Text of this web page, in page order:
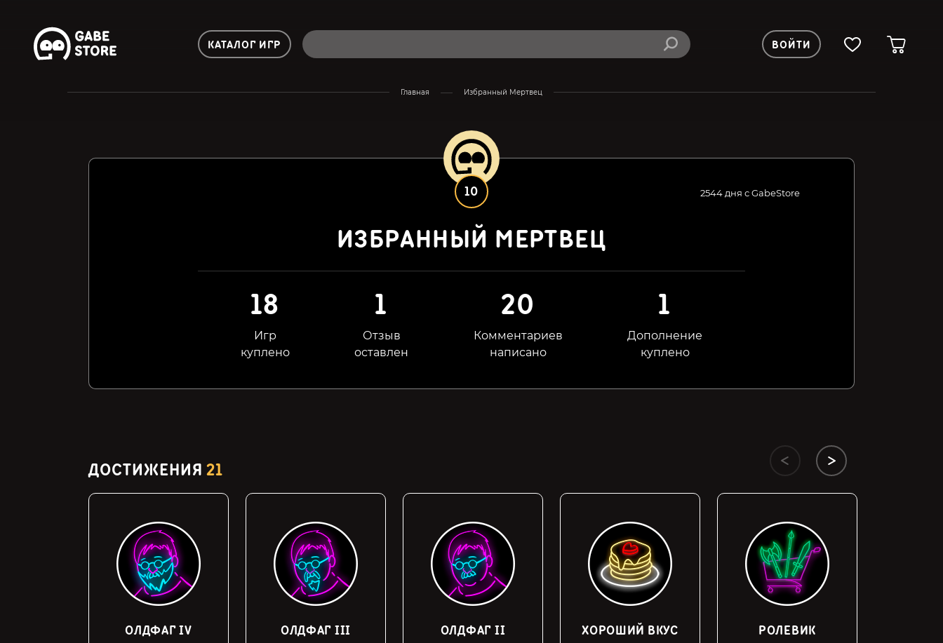
КАТАЛОГ ИГР ВОЙТИ
Главная Избранный Мертвец
10 2544 дня с GabeStore
ИЗБРАННЫЙ МЕРТВЕЦ
18
Игр
куплено
1
Отзыв
оставлен
20
Комментариев
написано
1
Дополнение
куплено
ДОСТИЖЕНИЯ 21
ОЛДФАГ IV ОЛДФАГ III ОЛДФАГ II ХОРОШИЙ ВКУС РОЛЕВИК